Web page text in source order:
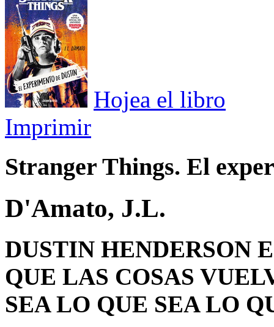
Hojea el libro
Imprimir
Stranger Things. El
D'Amato, J.L.
DUSTIN HENDERSON
QUE LAS COSAS
SEA LO QUE SEA LO